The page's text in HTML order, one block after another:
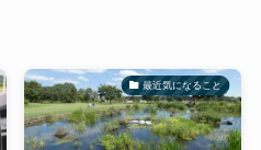
最近気になること